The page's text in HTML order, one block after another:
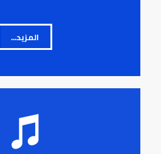
المزيد...